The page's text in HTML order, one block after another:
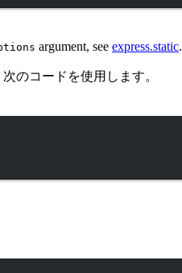
argument, see express.static.
のコードを使用します。